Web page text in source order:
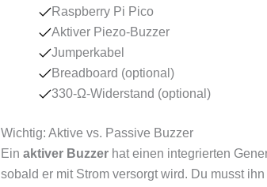
Raspberry Pi Pico
Aktiver Piezo-Buzzer
Jumperkabel
Breadboard (optional)
330-Ω-Widerstand (optional)
Wichtig: Aktive vs. Passive Buzzer
Ein aktiver Buzzer hat einen integrierten
sobald er mit Strom versorgt wird. Du musst